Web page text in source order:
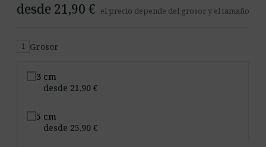
desde 21,90 € el precio depende del grosor y el tamaño
1 Grosor
3 cm
desde 21,90 €
5 cm
desde 25,90 €